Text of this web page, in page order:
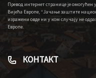
Превод интернет странице је омогућен
Вијећа Европе, “Јачање заштите
изражени овде ни у ком случају не
Европе.
КОНТАКТ